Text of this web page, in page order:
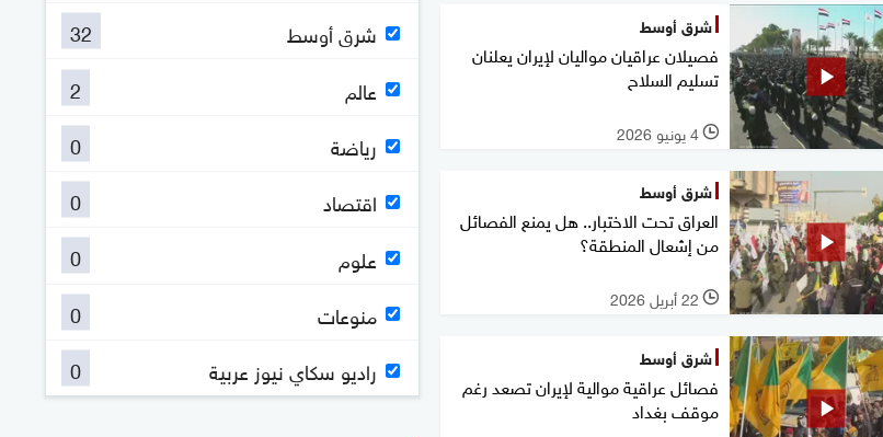
شرق أوسط
فصيلان عراقيان مواليان لإيران يعلنان
تسليم السلاح
l 4 يونيو 2026
شرق أوسط
العراق تحت الاختبار.. هل يمنع الفصائل
من إشعال المنطقة؟
l 22 أبريل 2026
شرق أوسط
فصائل عراقية موالية لإيران تصعد رغم
موقف بغداد
شرق أوسط
32
عالم
2
رياضة
0
اقتصاد
0
علوم
0
منوعات
0
راديو سكاي نيوز عربية
0